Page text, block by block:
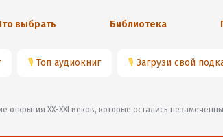
выбрать Библиотека
🎙 Топ аудиокниг 🎙 Загрузи свой
открытия XX-XXI веков, которые остались